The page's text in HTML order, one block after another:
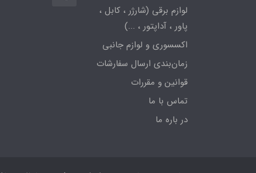
لوازم برقی (شارژر ، کابل ،
پاور ، آداپتور ، ...)
اکسسوری و لوازم جانبی
زمان‌بندی ارسال سفارشات
قوانین و مقررات
تماس با ما
در باره ما